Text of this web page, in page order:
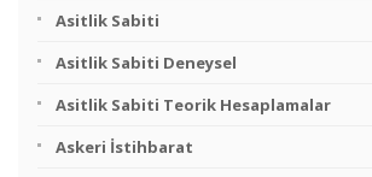
Asitlik Sabiti
Asitlik Sabiti Deneysel
Asitlik Sabiti Teorik Hesaplamalar
Askeri İstihbarat